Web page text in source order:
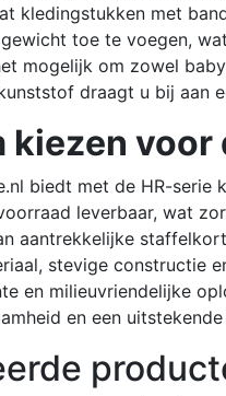
kledingstukken met
toe te voegen,
mogelijk om zowel
draagt u bij aan
kiezen
biedt met de HR-
leverbaar, wat
aantrekkelijke
stevige constructie
en milieuvriendelijke
en een